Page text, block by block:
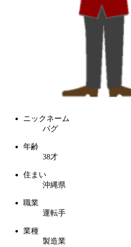
ニックネーム
パグ
年齢
38才
住まい
沖縄県
職業
運転手
業種
製造業